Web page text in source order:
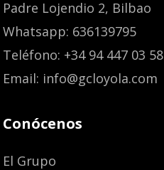
Padre Lojendio 2, Bilbao
Whatsapp: 636139795
Teléfono: +34 94 447 03 58
Email: info@gcloyola.com
Conócenos
El Grupo